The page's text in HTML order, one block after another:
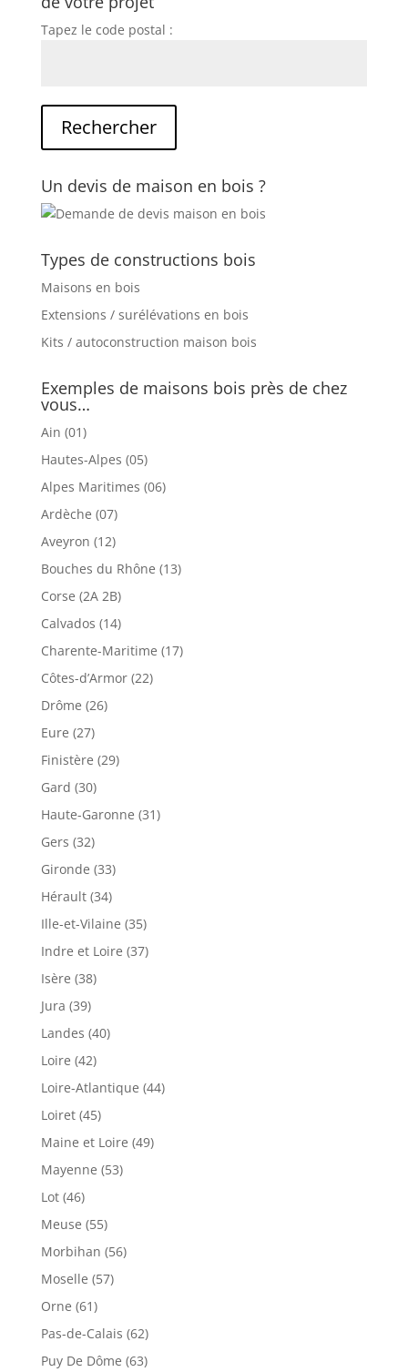
Tapez le code postal :
Un devis de maison en bois ?
Types de constructions bois
Maisons en bois
Extensions / surélévations en bois
Kits / autoconstruction maison bois
Exemples de maisons bois près de chez
vous…
Ain (01)
Hautes-Alpes (05)
Alpes Maritimes (06)
Ardèche (07)
Aveyron (12)
Bouches du Rhône (13)
Corse (2A 2B)
Calvados (14)
Charente-Maritime (17)
Côtes-d’Armor (22)
Drôme (26)
Eure (27)
Finistère (29)
Gard (30)
Haute-Garonne (31)
Gers (32)
Gironde (33)
Hérault (34)
Ille-et-Vilaine (35)
Indre et Loire (37)
Isère (38)
Jura (39)
Landes (40)
Loire (42)
Loire-Atlantique (44)
Loiret (45)
Maine et Loire (49)
Mayenne (53)
Lot (46)
Meuse (55)
Morbihan (56)
Moselle (57)
Orne (61)
Pas-de-Calais (62)
Puy De Dôme (63)